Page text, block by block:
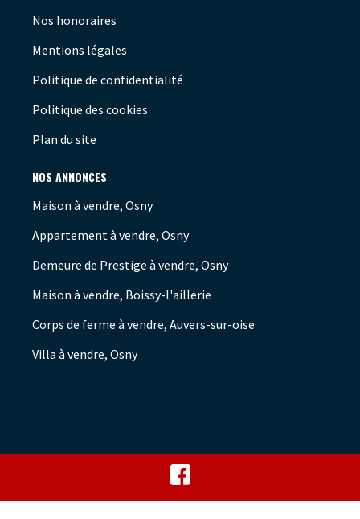
Nos honoraires
Mentions légales
Politique de confidentialité
Politique des cookies
Plan du site
NOS ANNONCES
Maison à vendre, Osny
Appartement à vendre, Osny
Demeure de Prestige à vendre, Osny
Maison à vendre, Boissy-l'aillerie
Corps de ferme à vendre, Auvers-sur-oise
Villa à vendre, Osny